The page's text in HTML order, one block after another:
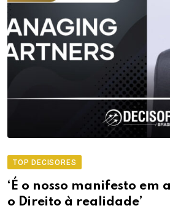
TOP DECISORES
‘É o nosso manifesto em
o Direito à realidade’